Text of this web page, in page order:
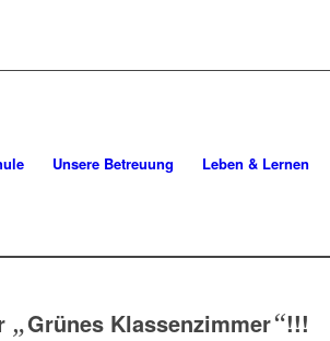
Unsere Betreuung Leben & Lernen
„Grünes Klassenzimmer“!!!